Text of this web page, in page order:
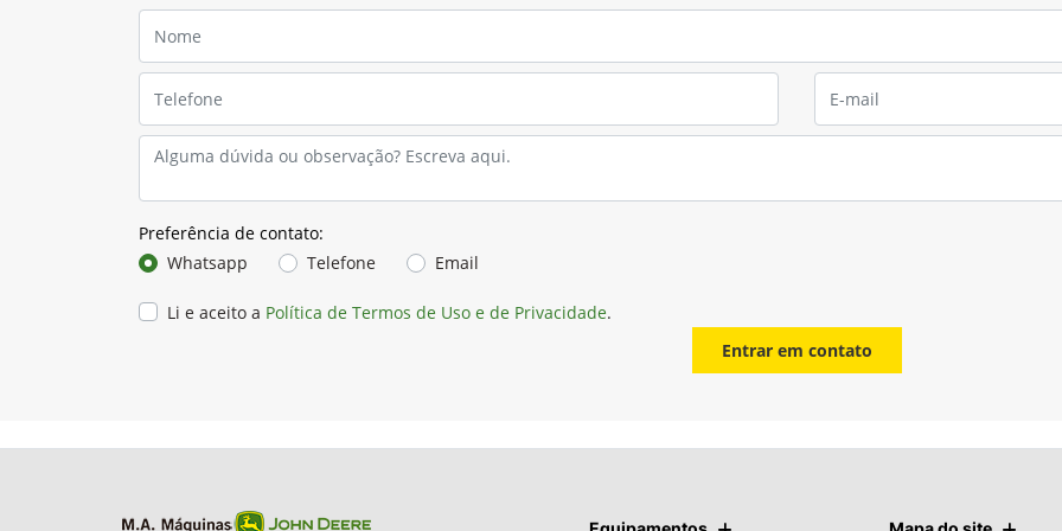
Preferência de contato:
Whatsapp
Telefone Email
Li e aceito a Política de Termos de Uso e de Privacidade.
Entrar em contato